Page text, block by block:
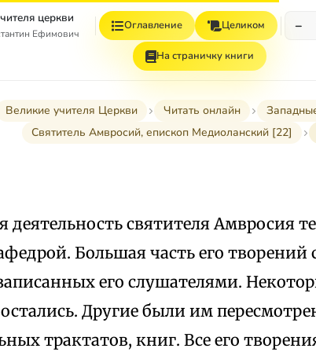
церкви
Ефимович
Оглавление Целиком −
На страничку книги
Великие учителя Церкви Читать онлайн
Святитель Амвросий, епископ Медиоланский [22]
деятельность святителя Амвросия
Большая часть его творений
его слушателями.
Другие были им
трактатов, книг. Все его